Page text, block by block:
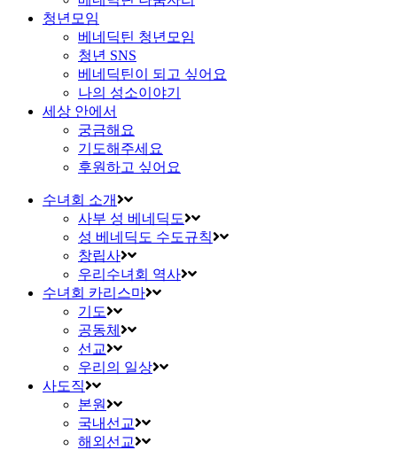
청년모임
베네딕틴 청년모임
청년 SNS
베네딕틴이 되고 싶어요
나의 성소이야기
세상 안에서
궁금해요
기도해주세요
후원하고 싶어요
수녀회 소개
사부 성 베네딕도
성 베네딕도 수도규칙
창립사
우리수녀회 역사
수녀회 카리스마
기도
공동체
선교
우리의 일상
사도직
본원
국내선교
해외선교